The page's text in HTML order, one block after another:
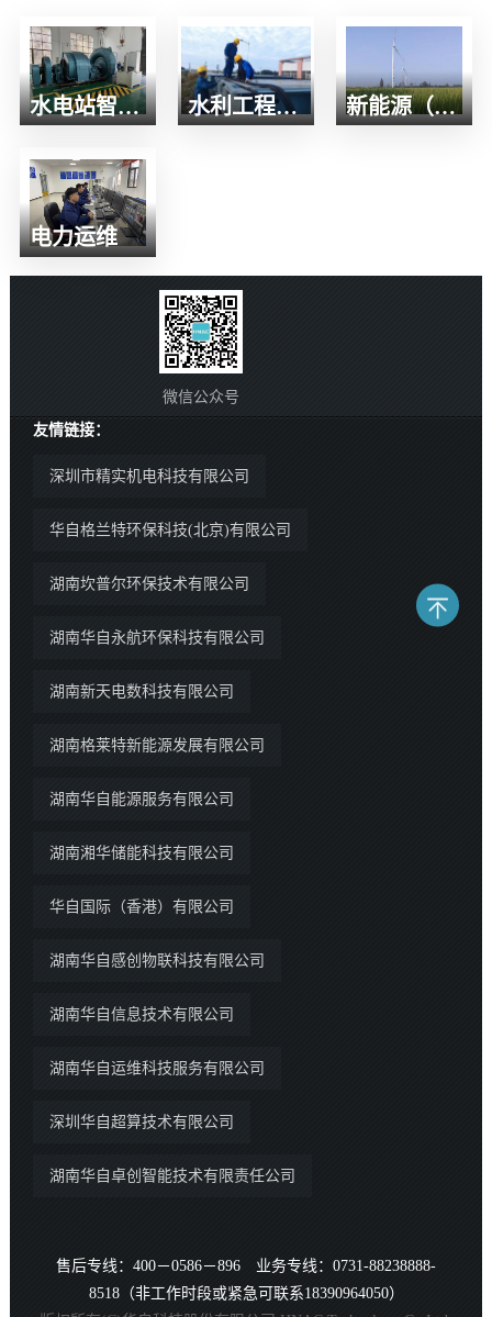
水电站智能运维 水利工程运维 新能源（场）站运维
电力运维
微信公众号
友情链接：
深圳市精实机电科技有限公司
华自格兰特环保科技(北京)有限公司
湖南坎普尔环保技术有限公司
湖南华自永航环保科技有限公司
湖南新天电数科技有限公司
湖南格莱特新能源发展有限公司
湖南华自能源服务有限公司
湖南湘华储能科技有限公司
华自国际（香港）有限公司
湖南华自感创物联科技有限公司
湖南华自信息技术有限公司
湖南华自运维科技服务有限公司
深圳华自超算技术有限公司
湖南华自卓创智能技术有限责任公司
售后专线：400－0586－896 业务专线：0731-88238888-
8518（非工作时段或紧急可联系18390964050）